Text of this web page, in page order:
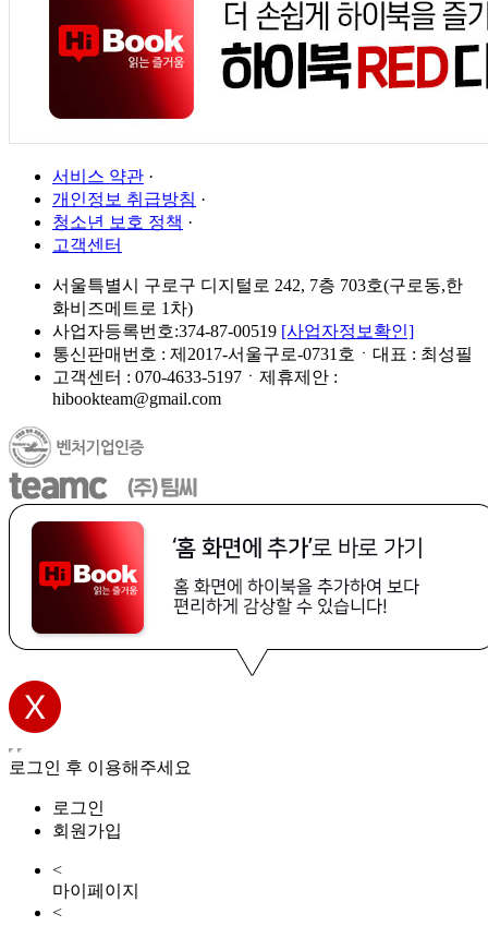
서비스 약관 ·
개인정보 취급방침 ·
청소년 보호 정책 ·
고객센터
서울특별시 구로구 디지털로 242, 7층 703호(구로동,한
화비즈메트로 1차)
사업자등록번호:374-87-00519 [사업자정보확인]
통신판매번호 : 제2017-서울구로-0731호ㆍ대표 : 최성필
고객센터 : 070-4633-5197ㆍ제휴제안 :
hibookteam@gmail.com
로그인 후 이용해주세요
로그인
회원가입
<
마이페이지
<